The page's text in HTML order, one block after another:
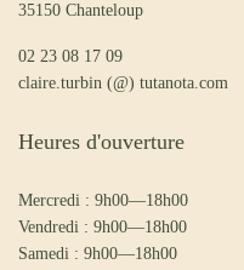
35150 Chanteloup
02 23 08 17 09
claire.turbin (@) tutanota.com
Heures d'ouverture
Mercredi : 9h00—18h00
Vendredi : 9h00—18h00
Samedi : 9h00—18h00